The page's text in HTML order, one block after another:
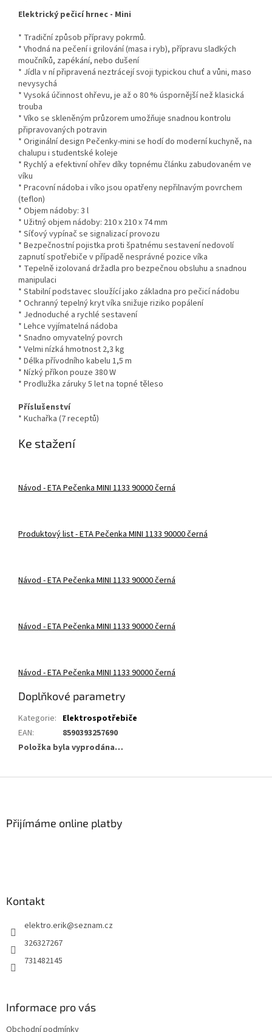
Elektrický pečicí hrnec - Mini
* Tradiční způsob přípravy pokrmů.
* Vhodná na pečení i grilování (masa i ryb), přípravu sladkých
moučníků, zapékání, nebo dušení
* Jídla v ní připravená neztrácejí svoji typickou chuť a vůni, maso
nevysychá
* Vysoká účinnost ohřevu, je až o 80 % úspornější než klasická
trouba
* Víko se skleněným průzorem umožňuje snadnou kontrolu
připravovaných potravin
* Originální design Pečenky-mini se hodí do moderní kuchyně, na
chalupu i studentské koleje
* Rychlý a efektivní ohřev díky topnému článku zabudovaném ve
víku
* Pracovní nádoba i víko jsou opatřeny nepřilnavým povrchem
(teflon)
* Objem nádoby: 3 l
* Užitný objem nádoby: 210 x 210 x 74 mm
* Síťový vypínač se signalizací provozu
* Bezpečnostní pojistka proti špatnému sestavení nedovolí
zapnutí spotřebiče v případě nesprávné pozice víka
* Tepelně izolovaná držadla pro bezpečnou obsluhu a snadnou
manipulaci
* Stabilní podstavec sloužící jako základna pro pečicí nádobu
* Ochranný tepelný kryt víka snižuje riziko popálení
* Jednoduché a rychlé sestavení
* Lehce vyjímatelná nádoba
* Snadno omyvatelný povrch
* Velmi nízká hmotnost 2,3 kg
* Délka přívodního kabelu 1,5 m
* Nízký příkon pouze 380 W
* Prodlužka záruky 5 let na topné těleso
Příslušenství
* Kuchařka (7 receptů)
Ke stažení
Návod - ETA Pečenka MINI 1133 90000 černá
Produktový list - ETA Pečenka MINI 1133 90000 černá
Návod - ETA Pečenka MINI 1133 90000 černá
Návod - ETA Pečenka MINI 1133 90000 černá
Návod - ETA Pečenka MINI 1133 90000 černá
Doplňkové parametry
Kategorie: Elektrospotřebiče
EAN:
8590393257690
Položka byla vyprodána…
Přijímáme online platby
Kontakt
elektro.erik@seznam.cz
326327267
731482145
Informace pro vás